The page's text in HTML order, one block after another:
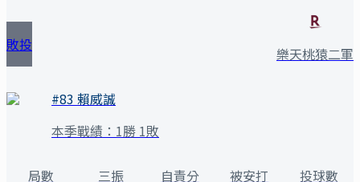
敗投 樂天桃猿二軍
#83 賴威誠
本季戰績： 1勝 1敗
局數
三振
自責分
被安打
投球數